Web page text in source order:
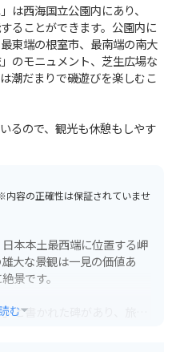
は西海国立公園内にあり、
ることができます。公園内に
東端の根室市、最南端の南大
のモニュメント、芝生広場な
潮だまりで磯遊びを楽しむこ
るので、観光も休憩もしやす
容の正確性は保証されていませ
本本土最西端に位置する岬
大な景観は一見の価値あ
景です。
と書かれた碑があり、旅情
む